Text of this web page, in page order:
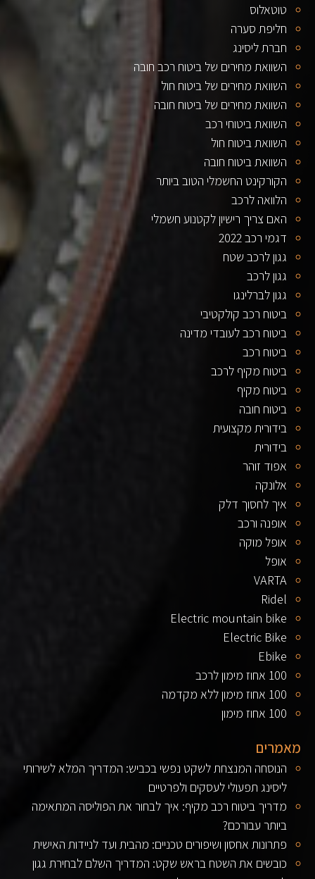
טוטאלוס
חליפת סערה
חברת ליסינג
השוואת מחירים של ביטוח רכב חובה
השוואת מחירים של ביטוח חול
השוואת מחירים של ביטוח חובה
השוואת ביטוחי רכב
השוואת ביטוח חול
השוואת ביטוח חובה
הקורקינט החשמלי הטוב ביותר
הלוואה לרכב
האם צריך רישיון לקטנוע חשמלי
דגמי רכב 2022
גגון לרכב שטח
גגון לרכב
גגון לברלינגו
ביטוח רכב קולקטיבי
ביטוח רכב לעובדי מדינה
ביטוח רכב
ביטוח מקיף לרכב
ביטוח מקיף
ביטוח חובה
בידורית מקצועית
בידורית
אפוד זוהר
אלונקה
איך לחסוך דלק
אופנה ורכב
אופל מוקה
אופל
VARTA
Ridel
Electric mountain bike
Electric Bike
Ebike
100 אחוז מימון לרכב
100 אחוז מימון ללא מקדמה
100 אחוז מימון
מאמרים
הנוסחה המנצחת לשקט נפשי בכביש: המדריך המלא לשירותי
ליסינג תפעולי לעסקים ולפרטיים
מדריך ביטוח רכב מקיף: איך לבחור את הפוליסה המתאימה
ביותר עבורכם?
פתרונות אחסון ושיפורים טכניים: מהבית ועד לניידות האישית
כובשים את השטח בראש שקט: המדריך השלם לבחירת גגון